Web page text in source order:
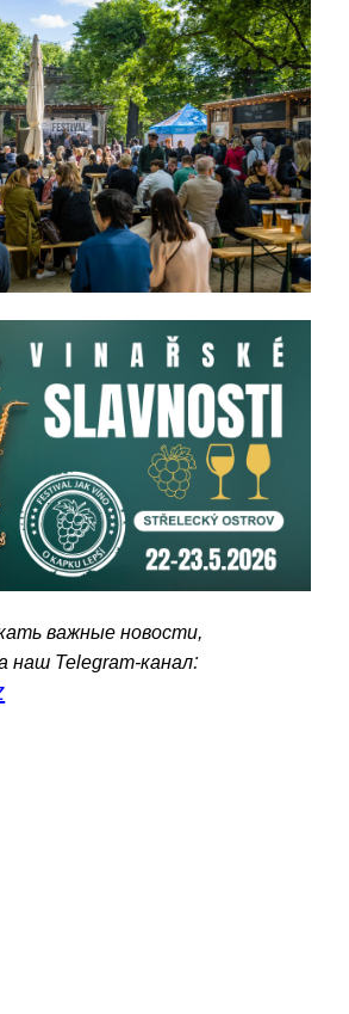
важные новости,
наш Telegram-канал: